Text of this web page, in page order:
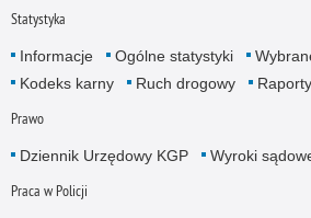
Statystyka
Informacje Ogólne statystyki
Kodeks karny
Ruch drogowy Raporty
Prawo
Dziennik Urzędowy KGP Wyroki
Praca w Policji